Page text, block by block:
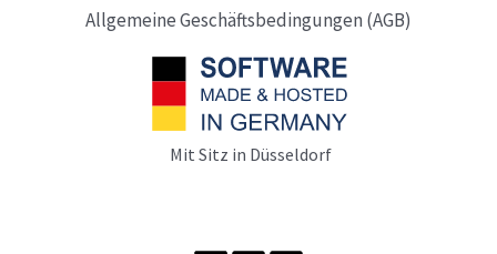
Allgemeine Geschäftsbedingungen (AGB)
Mit Sitz in Düsseldorf